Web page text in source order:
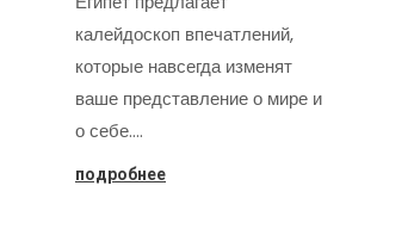
калейдоскоп впечатлений,
которые навсегда изменят
ваше представление о мире и
о себе.…
подробнее